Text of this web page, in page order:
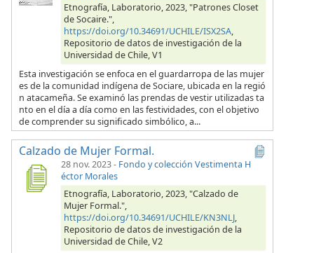
Etnografía, Laboratorio, 2023, "Patrones Closet
de Socaire.",
https://doi.org/10.34691/UCHILE/ISX2SA,
Repositorio de datos de investigación de la
Universidad de Chile, V1
Esta investigación se enfoca en el guardarropa de las mujer
es de la comunidad indígena de Sociare, ubicada en la regió
n atacameña. Se examinó las prendas de vestir utilizadas ta
nto en el día a día como en las festividades, con el objetivo
de comprender su significado simbólico, a...
Calzado de Mujer Formal.
28 nov. 2023- Fondo y colección Vestimenta H
éctor Morales
Etnografía, Laboratorio, 2023, "Calzado de
Mujer Formal.",
https://doi.org/10.34691/UCHILE/KN3NLJ,
Repositorio de datos de investigación de la
Universidad de Chile, V2